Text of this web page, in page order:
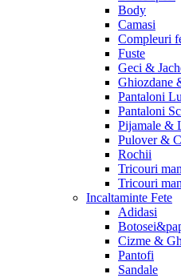
Body
Camasi
Compleuri
Fuste
Geci &
Ghiozdane
Pantaloni
Pantaloni
Pijamale &
Pulover &
Rochii
Tricouri
Tricouri
Incaltaminte Fete
Adidasi
Cizme &
Pantofi
Sandale